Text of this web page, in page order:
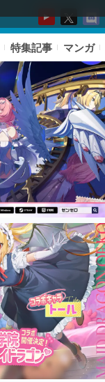
特集記事 マンガ